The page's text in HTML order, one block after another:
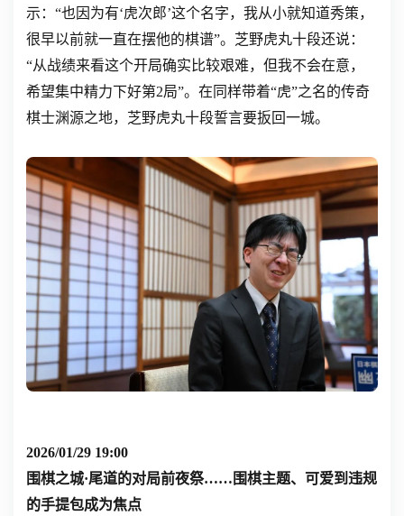
示：“也因为有‘虎次郎’这个名字，我从小就知道秀策，
很早以前就一直在摆他的棋谱”。芝野虎丸十段还说：
“从战绩来看这个开局确实比较艰难，但我不会在意，
希望集中精力下好第2局”。在同样带着“虎”之名的传奇
棋士渊源之地，芝野虎丸十段誓言要扳回一城。
2026/01/29 19:00
围棋之城·尾道的对局前夜祭……围棋主题、可爱到违规
的手提包成为焦点